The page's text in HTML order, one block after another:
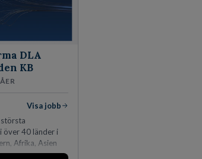
DLA
KB
Visa jobb
största
över 40 länder i
Afrika, Asien
inom